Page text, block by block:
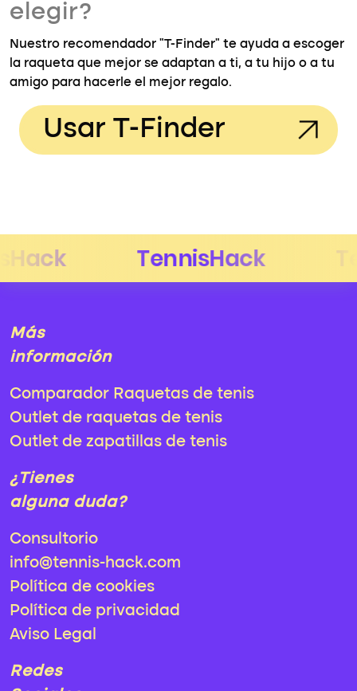
elegir?
Nuestro recomendador "T-Finder" te ayuda a escoger
la raqueta que mejor se adaptan a ti, a tu hijo o a tu
amigo para hacerle el mejor regalo.
Usar T-Finder
Más
información
Comparador Raquetas de tenis
Outlet de raquetas de tenis
Outlet de zapatillas de tenis
¿Tienes
alguna duda?
Consultorio
info@tennis-hack.com
Política de cookies
Política de privacidad
Aviso Legal
Redes